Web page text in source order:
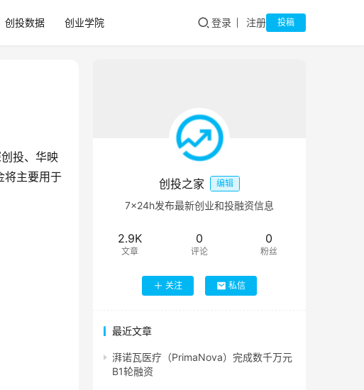
创投数据 创业学院 登录 注册 投稿
投、华映
将主要用于
创投之家 编辑
7×24h发布最新创业和投融资信息
2.9K
文章
0
评论
0
粉丝
关注 私信
最近文章
湃诺瓦医疗（PrimaNova）完成数千万元
B1轮融资